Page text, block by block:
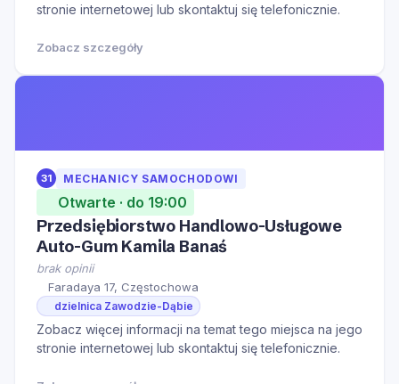
stronie internetowej lub skontaktuj się telefonicznie.
Zobacz szczegóły
31 MECHANICY SAMOCHODOWI
Otwarte · do 19:00
Przedsiębiorstwo Handlowo-Usługowe
Auto-Gum Kamila Banaś
brak opinii
Faradaya 17, Częstochowa
dzielnica Zawodzie-Dąbie
Zobacz więcej informacji na temat tego miejsca na jego
stronie internetowej lub skontaktuj się telefonicznie.